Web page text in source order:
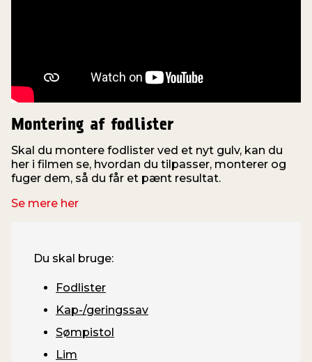
Montering af fodlister
Skal du montere fodlister ved et nyt gulv, kan du
her i filmen se, hvordan du tilpasser, monterer og
fuger dem, så du får et pænt resultat.
Se mere her
Du skal bruge:
Fodlister
Kap-/geringssav
Sømpistol
Lim